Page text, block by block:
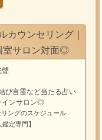
ウンセリング｜
室サロン対面◎
聲
び言霊など当たる占い
ンサロン◎
ングのスケジュール
定専門】